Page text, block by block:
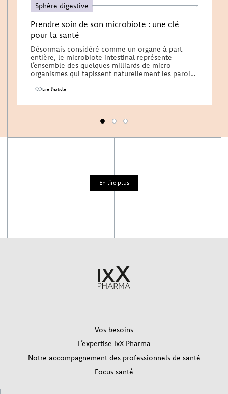
Sphère digestive
Prendre soin de son microbiote : une clé
pour la santé
Désormais considéré comme un organe à part
entière, le microbiote intestinal représente
l’ensemble des quelques milliards de micro-
organismes qui tapissent naturellement les parois
Lire l'article
1 2 3
En lire plus
Vos besoins
L’expertise IxX Pharma
Notre accompagnement des professionnels de santé
Focus santé